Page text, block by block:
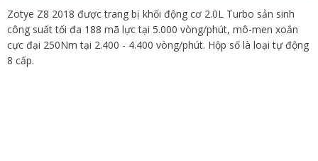
Zotye Z8 2018 được trang bị khối động cơ 2.0L Turbo sản sinh
công suất tối đa 188 mã lực tại 5.000 vòng/phút, mô-men xoắn
cực đại 250Nm tại 2.400 - 4.400 vòng/phút. Hộp số là loại tự động
8 cấp.